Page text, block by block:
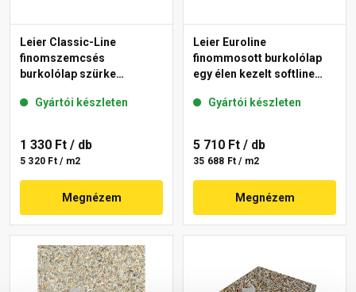
Leier Classic-Line
finomszemcsés
burkolólap szürke
Gyártói készleten
1 330 Ft / db
5 320 Ft / m2
Megnézem
Leier Euroline
finommosott burkolólap
egy élen kezelt softline
Gyártói készleten
5 710 Ft / db
35 688 Ft / m2
Megnézem